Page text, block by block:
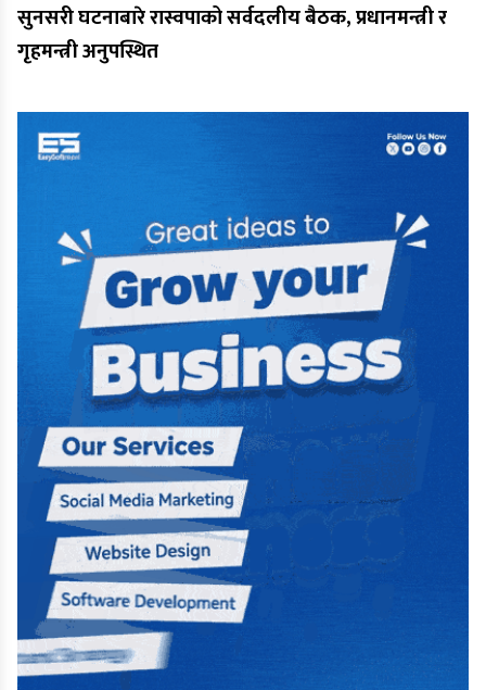
सुनसरी घटनाबारे रास्वपाको सर्वदलीय बैठक, प्रधानमन्त्री र
गृहमन्त्री अनुपस्थित